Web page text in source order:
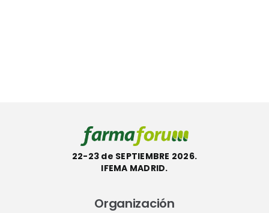
22-23 de SEPTIEMBRE 2026.
IFEMA MADRID.
Organización